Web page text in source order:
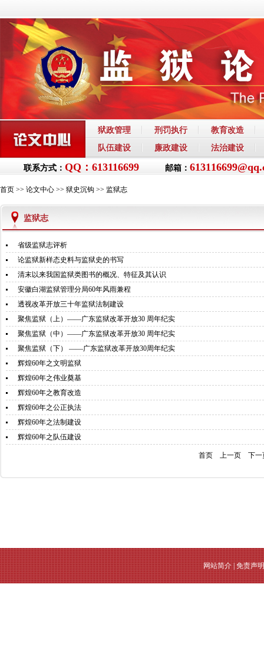
狱政管理 刑罚执行
教育改造
队伍建设
廉政建设 法治建设
联系方式： QQ：613116699 邮箱：
首页 >> 论文中心 >> 狱史沉钩 >> 监狱志
监狱志
省级监狱志评析
论监狱新样态史料与监狱史的书写
清末以来我国监狱类图书的概况、特征及其认识
安徽白湖监狱管理分局60年风雨兼程
透视改革开放三十年监狱法制建设
聚焦监狱（上）——广东监狱改革开放30 周年纪实
聚焦监狱（中）——广东监狱改革开放30 周年纪实
聚焦监狱（下） ——广东监狱改革开放30周年纪实
辉煌60年之文明监狱
辉煌60年之伟业奠基
辉煌60年之教育改造
辉煌60年之公正执法
辉煌60年之法制建设
辉煌60年之队伍建设
首页 上一页 下一
网站简介|免责声明